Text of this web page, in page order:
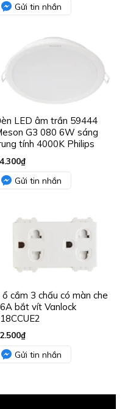
Gửi tin nhắn
LED âm trần 59444
G3 080 6W sáng
tính 4000K Philips
₫
Gửi tin nhắn
ổ cắm 3 chấu có màn che
bắt vít Vanlock
₫
Gửi tin nhắn